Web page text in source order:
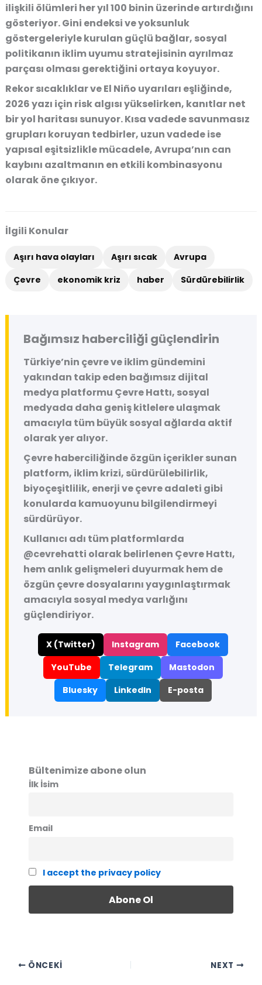
ilişkili ölümleri her yıl 100 binin üzerinde artırdığını
gösteriyor. Gini endeksi ve yoksunluk
göstergeleriyle kurulan güçlü bağlar, sosyal
politikanın iklim uyumu stratejisinin ayrılmaz
parçası olması gerektiğini ortaya koyuyor.
Rekor sıcaklıklar ve El Niño uyarıları eşliğinde,
2026 yazı için risk algısı yükselirken, kanıtlar net
bir yol haritası sunuyor. Kısa vadede savunmasız
grupları koruyan tedbirler, uzun vadede ise
yapısal eşitsizlikle mücadele, Avrupa’nın can
kaybını azaltmanın en etkili kombinasyonu
olarak öne çıkıyor.
İlgili Konular
Aşırı hava olayları Aşırı sıcak
Avrupa
Çevre
ekonomik kriz haber Sürdürebilirlik
Bağımsız haberciliği güçlendirin
Türkiye’nin çevre ve iklim gündemini
yakından takip eden bağımsız dijital
medya platformu Çevre Hattı, sosyal
medyada daha geniş kitlelere ulaşmak
amacıyla tüm büyük sosyal ağlarda aktif
olarak yer alıyor.
Çevre haberciliğinde özgün içerikler sunan
platform, iklim krizi, sürdürülebilirlik,
biyoçeşitlilik, enerji ve çevre adaleti gibi
konularda kamuoyunu bilgilendirmeyi
sürdürüyor.
Kullanıcı adı tüm platformlarda
@cevrehatti olarak belirlenen Çevre Hattı,
hem anlık gelişmeleri duyurmak hem de
özgün çevre dosyalarını yaygınlaştırmak
amacıyla sosyal medya varlığını
güçlendiriyor.
X (Twitter) Instagram
Facebook
YouTube
Telegram
Mastodon
Bluesky
LinkedIn E-posta
Bültenimize abone olun
İlk İsim
Email
I accept the privacy policy
ÖNCEKI NEXT